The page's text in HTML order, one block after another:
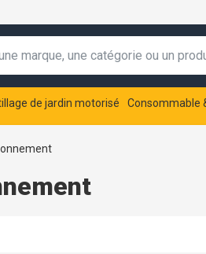
de jardin motorisé Consommable